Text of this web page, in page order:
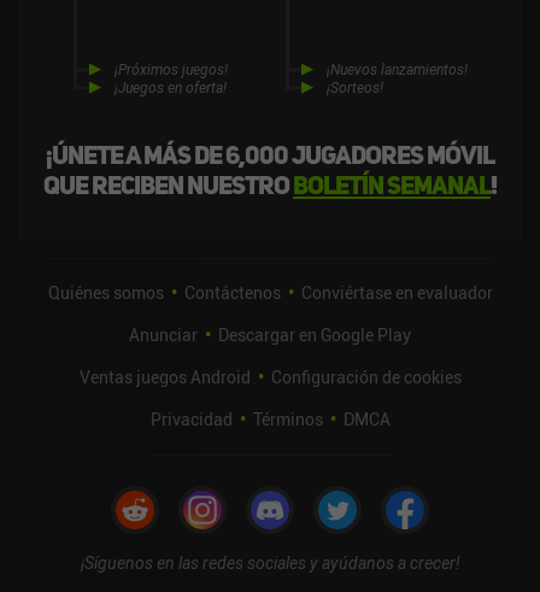
¡Únete a más de 6,000 jugadores móvil
que reciben nuestroboletín semanal!
¡Próximos juegos!
¡Juegos en oferta!
¡Nuevos lanzamientos!
¡Sorteos!
Quiénes somos Contáctenos
Conviértase en evaluador
Anunciar
Descargar en Google Play
Ventas juegos Android
Configuración de cookies
Privacidad
Términos DMCA
¡Síguenos en las redes sociales y ayúdanos a crecer!